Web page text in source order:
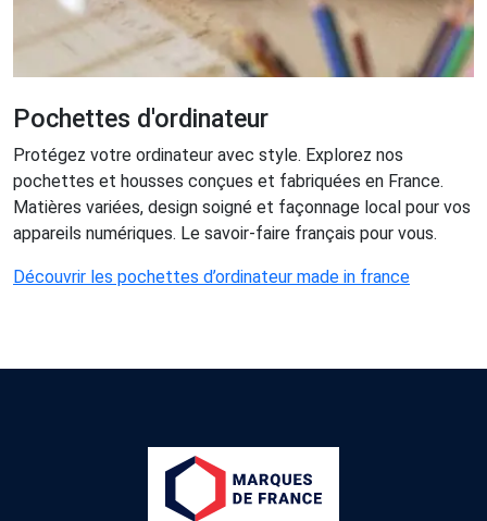
Pochettes d'ordinateur
Protégez votre ordinateur avec style. Explorez nos
pochettes et housses conçues et fabriquées en France.
Matières variées, design soigné et façonnage local pour vos
appareils numériques. Le savoir-faire français pour vous.
Découvrir les pochettes d’ordinateur made in france